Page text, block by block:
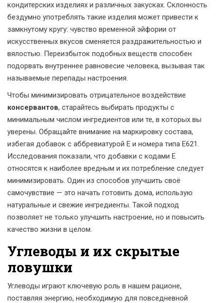
кондитерских изделиях и различных закусках. Склонность
бездумно употреблять такие изделия может привести к
замкнутому кругу: чувство временной эйфории от
искусственных вкусов сменяется раздражительностью и
вялостью. Переизбыток подобных веществ способен
подорвать внутреннее равновесие человека, вызывая так
называемые перепады настроения.
Чтобы минимизировать отрицательное воздействие
консервантов, старайтесь выбирать продукты с
минимальным числом ингредиентов или те, в которых вы
уверены. Обращайте внимание на маркировку состава,
избегая добавок с аббревиатурой Е и номера типа Е621.
Исследования показали, что добавки с кодами Е
относятся к наиболее вредным и их потребление следует
минимизировать. Один из способов улучшить своё
самочувствие — это начать готовить дома, использую
натуральные и свежие ингредиенты. Такой подход
позволяет не только улучшить настроение, но и повысить
качество жизни в целом.
Углеводы и их скрытые
ловушки
Углеводы играют ключевую роль в нашем рационе,
поставляя энергию, необходимую для повседневной